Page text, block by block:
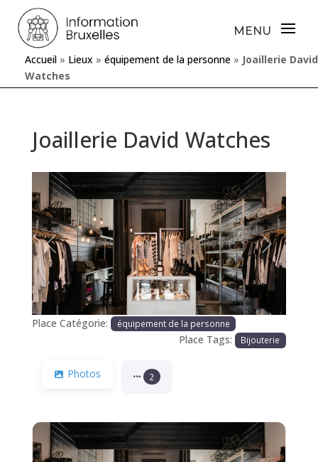
Accueil » Lieux » équipement de la personne » Joaillerie David
Watches
Joaillerie David Watches
Précédente Prochaine
Place Catégorie: équipement de la personne
Place Tags: Bijouterie
Photos 2